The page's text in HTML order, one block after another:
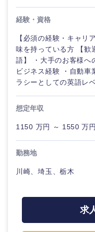
ご希望の職種
画・事業
経営ボー
ド
ご希望の職種
経営ボード
管理
SCM
人事
マーケティング
ご希望の業界
エネルギー・資
ご希望の勤務
北海道
ご希望条件
希望年収
フリーワード
経験・資格
【必須の経験・キャ
味を持っている方 【歓
語】 ・大手のお客様へ
ビジネス経験 ・自動車
ラシーとしての英語レ
想定年収
1150 万円 ～ 1550 万円
勤務地
川崎、埼玉、栃木
求